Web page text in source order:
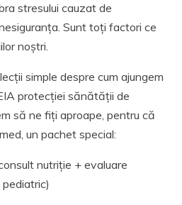
stresului cauzat de
Sunt toți factori ce
noștri.
simple despre cum ajungem
protecției sănătății de
să ne fiți aproape, pentru că
un pachet special:
nutriție + evaluare